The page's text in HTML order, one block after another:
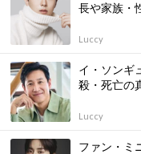
長や家族・
Luccy
イ・ソンギ
殺・死亡の
Luccy
ファン・ミ